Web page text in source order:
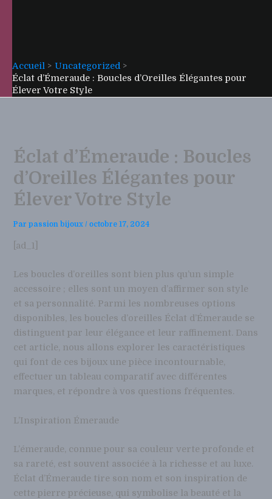
Accueil
Uncategorized
Éclat d’Émeraude : Boucles d’Oreilles Élégantes pour
Élever Votre Style
Éclat d’Émeraude : Boucles
d’Oreilles Élégantes pour
Élever Votre Style
Parpassion bijoux/octobre 17, 2024
[ad_1]
Les boucles d’oreilles sont bien plus qu’un simple
accessoire ; elles sont un moyen d’affirmer son style
et sa personnalité. Parmi les nombreuses options
disponibles, les boucles d’oreilles Éclat d’Émeraude se
distinguent par leur élégance et leur raffinement. Dans
cet article, nous allons explorer les caractéristiques
qui font de ces bijoux une pièce incontournable,
effectuer un tableau comparatif avec différentes
marques, et répondre à vos questions fréquentes.
L’Inspiration Émeraude
L’émeraude, connue pour sa couleur verte profonde et
sa rareté, est souvent associée à la richesse et au luxe.
Éclat d’Émeraude tire son nom et son inspiration de
cette pierre précieuse, qui symbolise la beauté et la